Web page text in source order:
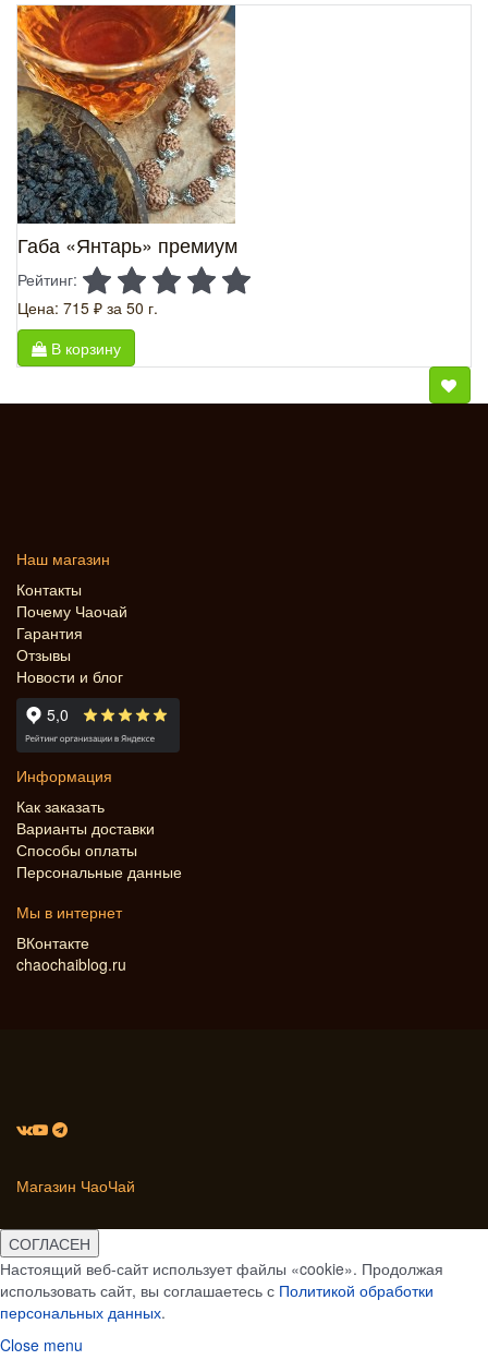
Габа «Янтарь» премиум
Рейтинг:
Цена: 715 ₽ за 50 г.
В корзину
Наш магазин
Контакты
Почему Чаочай
Гарантия
Отзывы
Новости и блог
Информация
Как заказать
Варианты доставки
Способы оплаты
Персональные данные
Мы в интернет
ВКонтакте
chaochaiblog.ru
Магазин ЧаоЧай
СОГЛАСЕН
Настоящий веб-сайт использует файлы «cookie». Продолжая
использовать сайт, вы соглашаетесь с Политикой обработки
персональных данных.
Close menu